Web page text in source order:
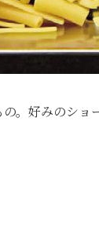
。好みのシ